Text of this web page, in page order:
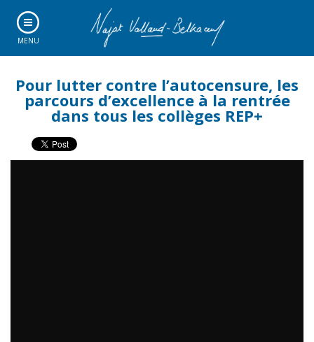
MENU
Pour lutter contre l’autocensure, les
parcours d’excellence à la rentrée
dans tous les collèges REP+